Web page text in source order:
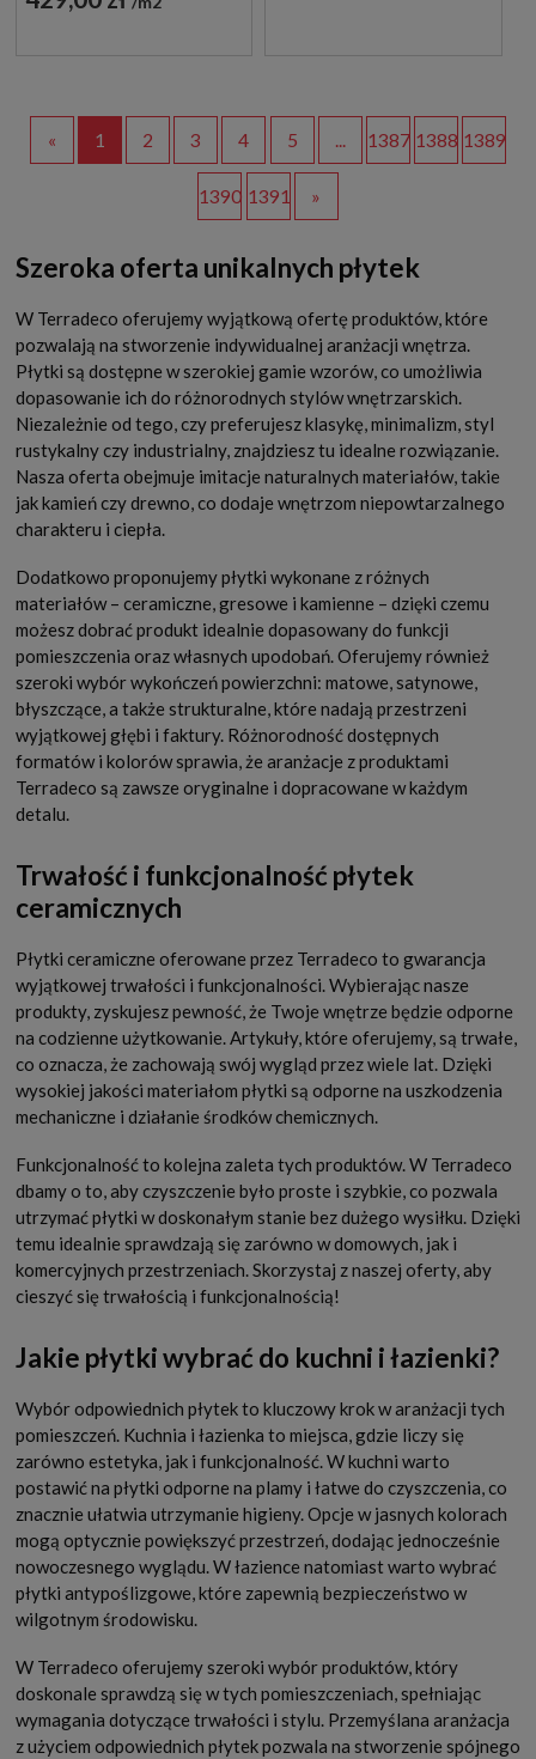
« 1 2 3 4 5 ... 1387 1388 1389
1390 1391 »
Szeroka oferta unikalnych płytek
W Terradeco oferujemy wyjątkową ofertę produktów, które
pozwalają na stworzenie indywidualnej aranżacji wnętrza.
Płytki są dostępne w szerokiej gamie wzorów, co umożliwia
dopasowanie ich do różnorodnych stylów wnętrzarskich.
Niezależnie od tego, czy preferujesz klasykę, minimalizm, styl
rustykalny czy industrialny, znajdziesz tu idealne rozwiązanie.
Nasza oferta obejmuje imitacje naturalnych materiałów, takie
jak kamień czy drewno, co dodaje wnętrzom niepowtarzalnego
charakteru i ciepła.
Dodatkowo proponujemy płytki wykonane z różnych
materiałów – ceramiczne, gresowe i kamienne – dzięki czemu
możesz dobrać produkt idealnie dopasowany do funkcji
pomieszczenia oraz własnych upodobań. Oferujemy również
szeroki wybór wykończeń powierzchni: matowe, satynowe,
błyszczące, a także strukturalne, które nadają przestrzeni
wyjątkowej głębi i faktury. Różnorodność dostępnych
formatów i kolorów sprawia, że aranżacje z produktami
Terradeco są zawsze oryginalne i dopracowane w każdym
detalu.
Trwałość i funkcjonalność płytek
ceramicznych
Płytki ceramiczne oferowane przez Terradeco to gwarancja
wyjątkowej trwałości i funkcjonalności. Wybierając nasze
produkty, zyskujesz pewność, że Twoje wnętrze będzie odporne
na codzienne użytkowanie. Artykuły, które oferujemy, są trwałe,
co oznacza, że zachowają swój wygląd przez wiele lat. Dzięki
wysokiej jakości materiałom płytki są odporne na uszkodzenia
mechaniczne i działanie środków chemicznych.
Funkcjonalność to kolejna zaleta tych produktów. W Terradeco
dbamy o to, aby czyszczenie było proste i szybkie, co pozwala
utrzymać płytki w doskonałym stanie bez dużego wysiłku. Dzięki
temu idealnie sprawdzają się zarówno w domowych, jak i
komercyjnych przestrzeniach. Skorzystaj z naszej oferty, aby
cieszyć się trwałością i funkcjonalnością!
Jakie płytki wybrać do kuchni i łazienki?
Wybór odpowiednich płytek to kluczowy krok w aranżacji tych
pomieszczeń. Kuchnia i łazienka to miejsca, gdzie liczy się
zarówno estetyka, jak i funkcjonalność. W kuchni warto
postawić na płytki odporne na plamy i łatwe do czyszczenia, co
znacznie ułatwia utrzymanie higieny. Opcje w jasnych kolorach
mogą optycznie powiększyć przestrzeń, dodając jednocześnie
nowoczesnego wyglądu. W łazience natomiast warto wybrać
płytki antypoślizgowe, które zapewnią bezpieczeństwo w
wilgotnym środowisku.
W Terradeco oferujemy szeroki wybór produktów, który
doskonale sprawdzą się w tych pomieszczeniach, spełniając
wymagania dotyczące trwałości i stylu. Przemyślana aranżacja
z użyciem odpowiednich płytek pozwala na stworzenie spójnego